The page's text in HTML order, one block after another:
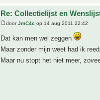
Re: Collectielijst en
doorJmC4c op 14 aug 2011 22:42
Dat kan men wel zeggen
Maar zonder mijn weet had ik
Maar nu stopt het niet meer,